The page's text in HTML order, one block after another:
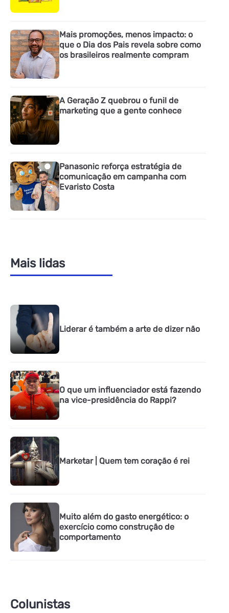
Mais promoções, menos impacto: o
que o Dia dos Pais revela sobre como
os brasileiros realmente compram
A Geração Z quebrou o funil de
marketing que a gente conhece
Panasonic reforça estratégia de
comunicação em campanha com
Evaristo Costa
Mais lidas
Liderar é também a arte de dizer não
O que um influenciador está fazendo
na vice-presidência do Rappi?
Marketar | Quem tem coração é rei
Muito além do gasto energético: o
exercício como construção de
comportamento
Colunistas